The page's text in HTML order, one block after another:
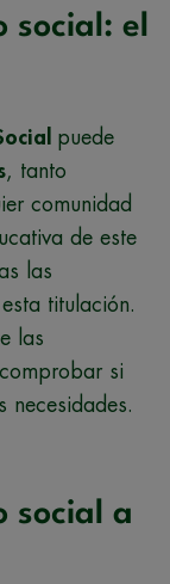
social: el
puede
, tanto
comunidad
de este
las
titulación.
las
si
necesidades.
social a